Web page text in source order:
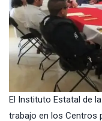
El Instituto Estatal de
trabajo en los Centros